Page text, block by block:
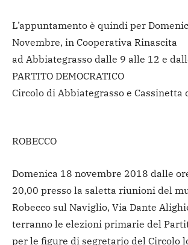
L’appuntamento è quindi per
Novembre, in Cooperativa Rinascita
ad Abbiategrasso dalle 9 alle 12 e
PARTITO DEMOCRATICO
Circolo di Abbiategrasso e Cassinetta
ROBECCO
Domenica 18 novembre 2018 dalle
20,00 presso la saletta riunioni del
Robecco sul Naviglio, Via Dante
terranno le elezioni primarie del
per le figure di segretario del Circolo